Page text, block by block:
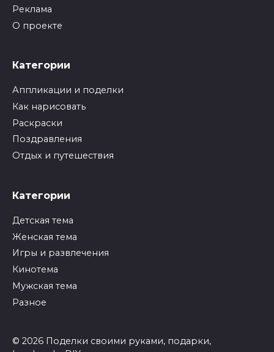
Реклама
О проекте
Категории
Аппликации и поделки
Как нарисовать
Раскраски
Поздравления
Отдых и путешествия
Категории
Детская тема
Женская тема
Игры и развлечения
Кинотема
Мужская тема
Разное
© 2026 Поделки своими руками, подарки,